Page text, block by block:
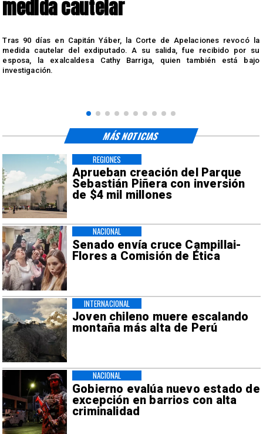
medida cautelar
Tras 90 días en Capitán Yáber, la Corte de Apelaciones revocó la
medida cautelar del exdiputado. A su salida, fue recibido por su
esposa, la exalcaldesa Cathy Barriga, quien también está bajo
investigación.
Aprueban creación del Parque
Sebastián Piñera con inversión
de $4 mil millones
REGIONES
Senado envía cruce Campillai-
Flores a Comisión de Ética
NACIONAL
Joven chileno muere escalando
montaña más alta de Perú
INTERNACIONAL
Gobierno evalúa nuevo estado de
excepción en barrios con alta
criminalidad
NACIONAL
MÁS NOTICIAS